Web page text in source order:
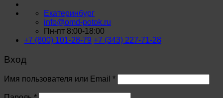
Екатеринбург
info@omd-potok.ru
Пн-пт 8:00-18:00
+7 (800) 101-28-79 +7 (343) 227-71-28
Вход
Имя пользователя или Email *